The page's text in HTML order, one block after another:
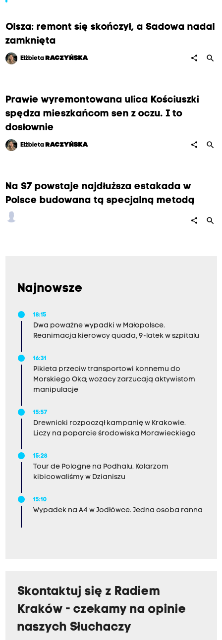
Olsza: remont się skończył, a Sadowa nadal
zamknięta
Elżbieta RACZYŃSKA share search
Prawie wyremontowana ulica Kościuszki
spędza mieszkańcom sen z oczu. I to
dosłownie
Elżbieta RACZYŃSKA share search
Na S7 powstaje najdłuższa estakada w
Polsce budowana tą specjalną metodą
share search
Najnowsze
18:15
Dwa poważne wypadki w Małopolsce.
Reanimacja kierowcy quada, 9-latek w szpitalu
16:31
Pikieta przeciw transportowi konnemu do
Morskiego Oka; wozacy zarzucają aktywistom
manipulacje
15:57
Drewnicki rozpoczął kampanię w Krakowie.
Liczy na poparcie środowiska Morawieckiego
15:28
Tour de Pologne na Podhalu. Kolarzom
kibicowaliśmy w Dzianiszu
15:10
Wypadek na A4 w Jodłówce. Jedna osoba ranna
Skontaktuj się z Radiem
Kraków - czekamy na opinie
naszych Słuchaczy